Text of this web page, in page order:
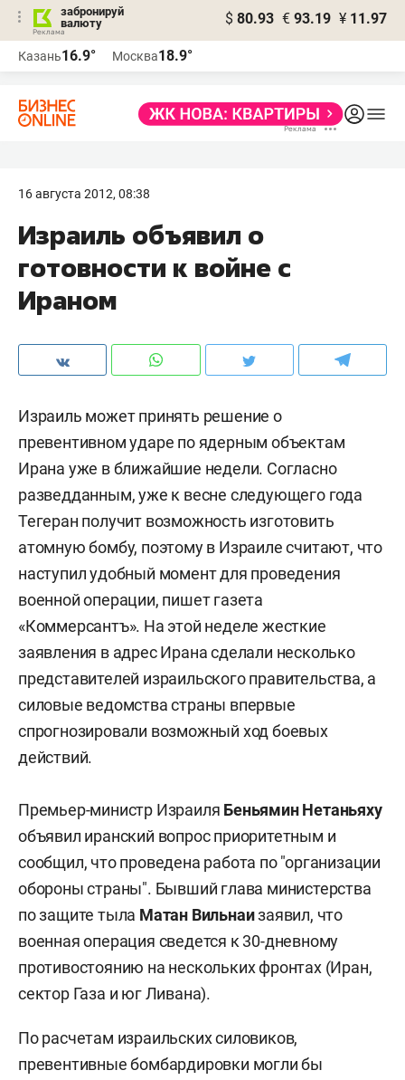
забронируй
валюту
$ 80.93 € 93.19 ¥ 11.97
Казань16.9° Москва18.9°
16 августа 2012, 08:38
Израиль объявил о
готовности к войне с
Ираном
Израиль может принять решение о
превентивном ударе по ядерным объектам
Ирана уже в ближайшие недели. Согласно
разведданным, уже к весне следующего года
Тегеран получит возможность изготовить
атомную бомбу, поэтому в Израиле считают, что
наступил удобный момент для проведения
военной операции, пишет газета
«Коммерсантъ». На этой неделе жесткие
заявления в адрес Ирана сделали несколько
представителей израильского правительства, а
силовые ведомства страны впервые
спрогнозировали возможный ход боевых
действий.
Премьер-министр Израиля Беньямин Нетаньяху
объявил иранский вопрос приоритетным и
сообщил, что проведена работа по "организации
обороны страны". Бывший глава министерства
по защите тыла Матан Вильнаизаявил, что
военная операция сведется к 30-дневному
противостоянию на нескольких фронтах (Иран,
сектор Газа и юг Ливана).
По расчетам израильских силовиков,
превентивные бомбардировки могли бы